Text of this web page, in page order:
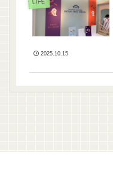
2025.10.15